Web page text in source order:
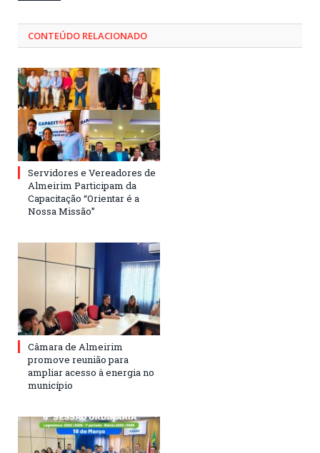
CONTEÚDO RELACIONADO
Servidores e Vereadores de
Almeirim Participam da
Capacitação “Orientar é a
Nossa Missão”
Câmara de Almeirim
promove reunião para
ampliar acesso à energia no
município